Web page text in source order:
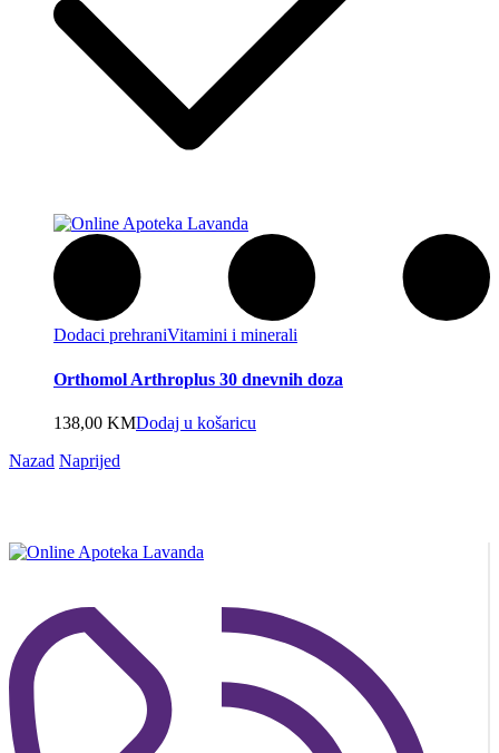
Dodaci prehraniVitamini i minerali
Orthomol Arthroplus 30 dnevnih doza
138,00 KMDodaj u košaricu
Nazad Naprijed